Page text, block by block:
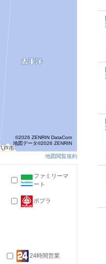
©2026 ZENRIN DataCom
地図データ©2026 ZENRIN
地図閲覧規約
ファミリーマ
ート
ポプラ
24時間営業